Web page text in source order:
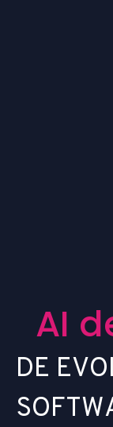
AI d
DE EVO
SOFTW